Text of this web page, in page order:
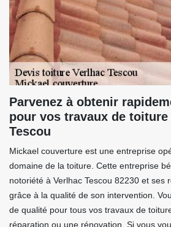
Parvenez à obtenir
pour vos travaux de toiture
Tescou
Mickael couverture est une entreprise
domaine de la toiture. Cette entreprise
notoriété à Verlhac Tescou 82230 et ses
grâce à la qualité de son intervention.
de qualité pour tous vos travaux de
réparation ou une rénovation. Si vous